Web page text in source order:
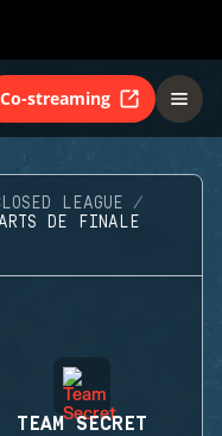
Co-streaming
LEAGUE
DE FINALE
TEAM SECRET